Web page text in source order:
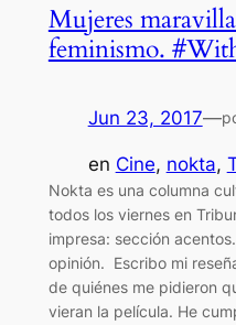
Mujeres
feminismo.
Jun 23, 2017—
en Cine, nokta,
Nokta es una columna
todos los viernes en
impresa: sección
opinión. Escribo mi
de quiénes me pidieron
vieran la película. He